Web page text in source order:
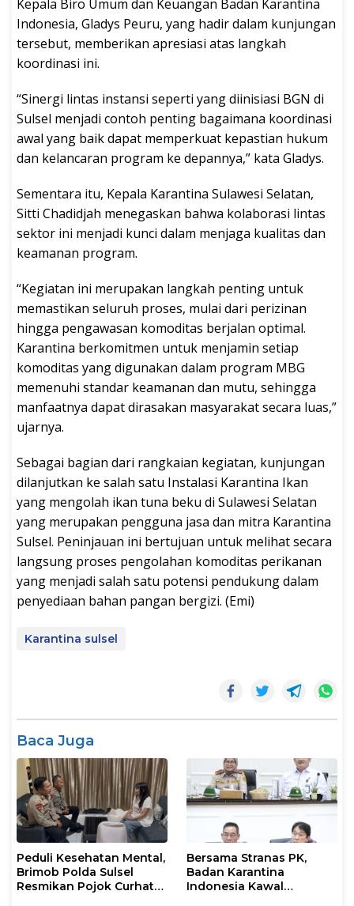
Kepala Biro Umum dan Keuangan Badan Karantina
Indonesia, Gladys Peuru, yang hadir dalam kunjungan
tersebut, memberikan apresiasi atas langkah
koordinasi ini.
“Sinergi lintas instansi seperti yang diinisiasi BGN di
Sulsel menjadi contoh penting bagaimana koordinasi
awal yang baik dapat memperkuat kepastian hukum
dan kelancaran program ke depannya,” kata Gladys.
Sementara itu, Kepala Karantina Sulawesi Selatan,
Sitti Chadidjah menegaskan bahwa kolaborasi lintas
sektor ini menjadi kunci dalam menjaga kualitas dan
keamanan program.
“Kegiatan ini merupakan langkah penting untuk
memastikan seluruh proses, mulai dari perizinan
hingga pengawasan komoditas berjalan optimal.
Karantina berkomitmen untuk menjamin setiap
komoditas yang digunakan dalam program MBG
memenuhi standar keamanan dan mutu, sehingga
manfaatnya dapat dirasakan masyarakat secara luas,”
ujarnya.
Sebagai bagian dari rangkaian kegiatan, kunjungan
dilanjutkan ke salah satu Instalasi Karantina Ikan
yang mengolah ikan tuna beku di Sulawesi Selatan
yang merupakan pengguna jasa dan mitra Karantina
Sulsel. Peninjauan ini bertujuan untuk melihat secara
langsung proses pengolahan komoditas perikanan
yang menjadi salah satu potensi pendukung dalam
penyediaan bahan pangan bergizi. (Emi)
Karantina sulsel
Baca Juga
Peduli Kesehatan Mental,
Brimob Polda Sulsel
Resmikan Pojok Curhat
Bersama Stranas PK,
Badan Karantina
Indonesia Kawal